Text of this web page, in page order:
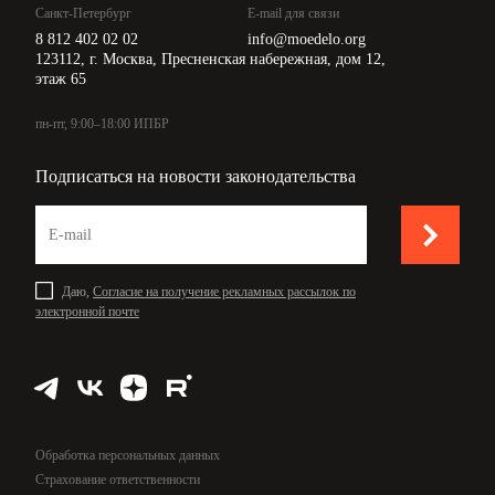
Санкт-Петербург
8 812 402 02 02
E-mail для связи
info@moedelo.org
123112, г. Москва, Пресненская набережная, дом 12,
этаж 65
пн-пт, 9:00–18:00 ИПБР
Подписаться на новости законодательства
Даю, Согласие на получение рекламных рассылок по
электронной почте
Обработка персональных данных
Страхование ответственности